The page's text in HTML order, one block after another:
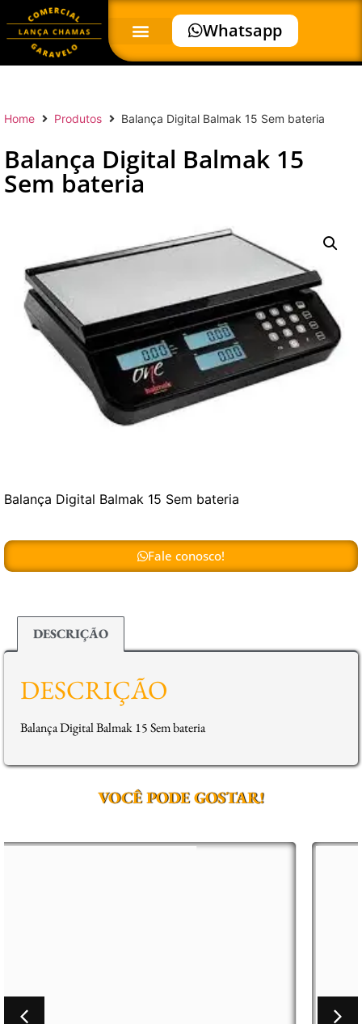
Whatsapp
Home Produtos Balança Digital Balmak 15 Sem bateria
Balança Digital Balmak 15
Sem bateria
Balança Digital Balmak 15 Sem bateria
Fale conosco!
DESCRIÇÃO
DESCRIÇÃO
Balança Digital Balmak 15 Sem bateria
VOCÊ PODE GOSTAR!